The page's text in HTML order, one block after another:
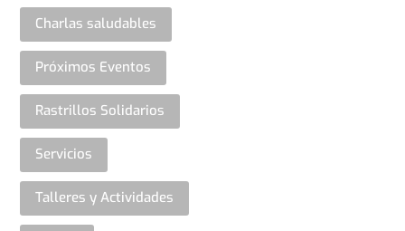
Charlas saludables
Próximos Eventos
Rastrillos Solidarios
Servicios
Talleres y Actividades